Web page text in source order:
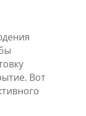
Вот